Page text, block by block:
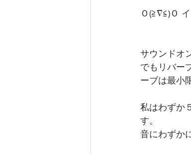
Ｏ(≧∇≦)Ｏ
サウンドオ
でもリバー
ーブは最小
私はわずか
す。
音にわずか